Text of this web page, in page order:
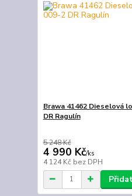
Brawa 41462 Dieselová
DR Ragulín
5 248 Kč
4 990 Kč/ks
4 124 Kč bez DPH